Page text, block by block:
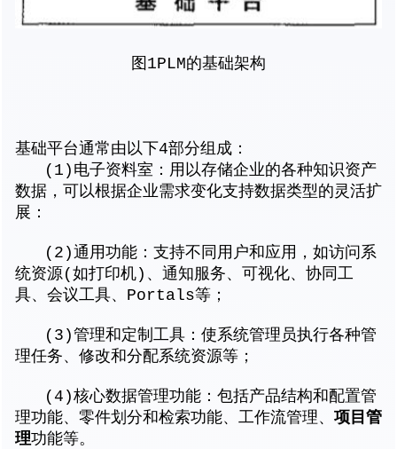
图1PLM的基础架构
基础平台通常由以下4部分组成：
(1)电子资料室：用以存储企业的各种知识资产
数据，可以根据企业需求变化支持数据类型的灵活扩
展：
(2)通用功能：支持不同用户和应用，如访问系
统资源(如打印机)、通知服务、可视化、协同工
具、会议工具、Portals等；
(3)管理和定制工具：使系统管理员执行各种管
理任务、修改和分配系统资源等；
(4)核心数据管理功能：包括产品结构和配置管
理功能、零件划分和检索功能、工作流管理、 项目管
理功能等。